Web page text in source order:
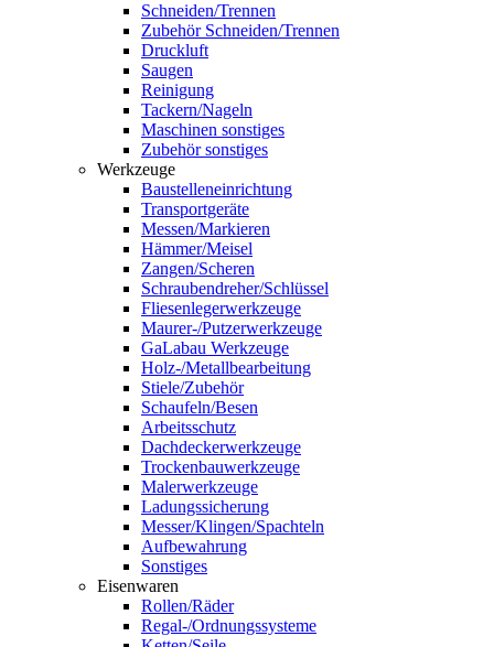
Schneiden/Trennen
Zubehör Schneiden/Trennen
Druckluft
Saugen
Reinigung
Tackern/Nageln
Maschinen sonstiges
Zubehör sonstiges
Werkzeuge
Baustelleneinrichtung
Transportgeräte
Messen/Markieren
Hämmer/Meisel
Zangen/Scheren
Schraubendreher/Schlüssel
Fliesenlegerwerkzeuge
Maurer-/Putzerwerkzeuge
GaLabau Werkzeuge
Holz-/Metallbearbeitung
Stiele/Zubehör
Schaufeln/Besen
Arbeitsschutz
Dachdeckerwerkzeuge
Trockenbauwerkzeuge
Malerwerkzeuge
Ladungssicherung
Messer/Klingen/Spachteln
Aufbewahrung
Sonstiges
Eisenwaren
Rollen/Räder
Regal-/Ordnungssysteme